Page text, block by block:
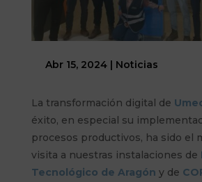
Abr 15, 2024| Noticias
La transformación digital de
éxito, en especial su
procesos productivos, ha sido el
visita a nuestras instalaciones de
Tecnológico de Aragón y de